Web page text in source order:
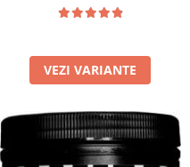
VEZI VARIANTE